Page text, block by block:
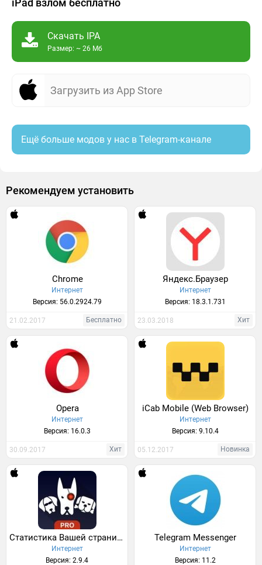
iPad взлом бесплатно
Скачать IPA
Размер: ~ 26 Мб
Загрузить из App Store
Ещё больше модов у нас в Telegram-канале
Рекомендуем установить
Chrome
Интернет
Версия: 56.0.2924.79
21.02.2017 Бесплатно
Яндекс.Браузер
Интернет
Версия: 18.3.1.731
23.03.2018 Хит
Opera
Интернет
Версия: 16.0.3
30.09.2017 Хит
iCab Mobile (Web Browser)
Интернет
Версия: 9.10.4
05.12.2017 Новинка
Статистика Вашей страницы «Версия для ВКонтакте»
Интернет
Версия: 2.9.4
Telegram Messenger
Интернет
Версия: 11.2